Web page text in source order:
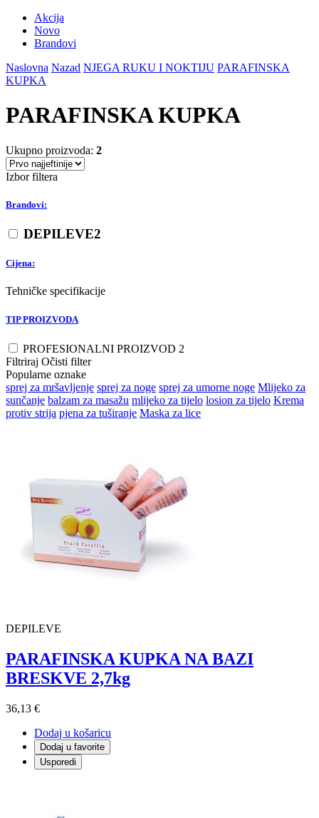
Akcija
Novo
Brandovi
Naslovna Nazad NJEGA RUKU I NOKTIJU PARAFINSKA
KUPKA
PARAFINSKA KUPKA
Ukupno proizvoda: 2
Izbor filtera
Brandovi:
DEPILEVE2
Cijena:
Tehničke specifikacije
TIP PROIZVODA
PROFESIONALNI PROIZVOD 2
Filtriraj Očisti filter
Popularne oznake
sprej za mršavljenje sprej za noge sprej za umorne noge Mlijeko za
sunčanje balzam za masažu mlijeko za tijelo losion za tijelo Krema
protiv strija pjena za tuširanje Maska za lice
DEPILEVE
PARAFINSKA KUPKA NA BAZI
BRESKVE 2,7kg
36,13 €
Dodaj u košaricu
Dodaj u favorite
Usporedi